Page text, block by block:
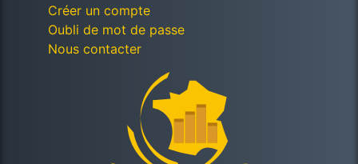
Créer un compte
Oubli de mot de passe
Nous contacter